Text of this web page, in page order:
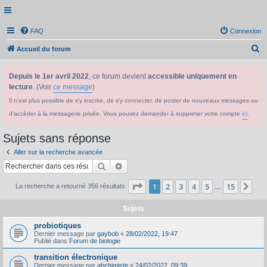
FAQ Connexion
Accueil du forum
Depuis le 1er avril 2022, ce forum devientaccessible uniquement en
lecture. (Voir ce message)
Il n'est plus possible de s'y inscrire, de s'y connecter, de poster de nouveaux messages ou
d'accéder à la messagerie privée. Vous pouvez demander à supprimer votre compte ici
Sujets sans réponse
Aller sur la recherche avancée
Rechercher
La recherche a retourné 356 résultats Page 1sur15
1 2 3 4 5 15
Sujets
probiotiques
Dernier message par gaybob « 28/02/2022, 19:47
Publié dans Forum de biologie
transition électronique
Dernier message par abchimiste « 24/02/2022, 09:39